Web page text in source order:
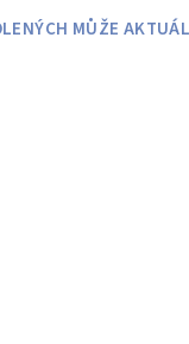
MŮŽE